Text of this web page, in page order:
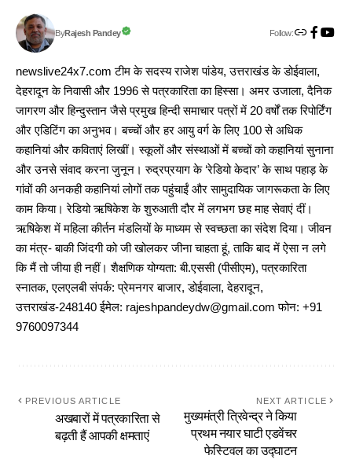
ByRajesh Pandey Follow:
newslive24x7.com टीम के सदस्य राजेश पांडेय, उत्तराखंड के डोईवाला,
देहरादून के निवासी और 1996 से पत्रकारिता का हिस्सा। अमर उजाला, दैनिक
जागरण और हिन्दुस्तान जैसे प्रमुख हिन्दी समाचार पत्रों में 20 वर्षों तक रिपोर्टिंग
और एडिटिंग का अनुभव। बच्चों और हर आयु वर्ग के लिए 100 से अधिक
कहानियां और कविताएं लिखीं। स्कूलों और संस्थाओं में बच्चों को कहानियां सुनाना
और उनसे संवाद करना जुनून। रुद्रप्रयाग के ‘रेडियो केदार’ के साथ पहाड़ के
गांवों की अनकही कहानियां लोगों तक पहुंचाईं और सामुदायिक जागरूकता के लिए
काम किया। रेडियो ऋषिकेश के शुरुआती दौर में लगभग छह माह सेवाएं दीं।
ऋषिकेश में महिला कीर्तन मंडलियों के माध्यम से स्वच्छता का संदेश दिया। जीवन
का मंत्र- बाकी जिंदगी को जी खोलकर जीना चाहता हूं, ताकि बाद में ऐसा न लगे
कि मैं तो जीया ही नहीं। शैक्षणिक योग्यता: बी.एससी (पीसीएम), पत्रकारिता
स्नातक, एलएलबी संपर्क: प्रेमनगर बाजार, डोईवाला, देहरादून,
उत्तराखंड-248140 ईमेल: rajeshpandeydw@gmail.com फोन: +91
9760097344
PREVIOUS ARTICLE
अखबारों में पत्रकारिता से
बढ़ती हैं आपकी क्षमताएं
NEXT ARTICLE
मुख्यमंत्री त्रिवेन्द्र ने किया
प्रथम नयार घाटी एडवेंचर
फेस्टिवल का उद्घाटन